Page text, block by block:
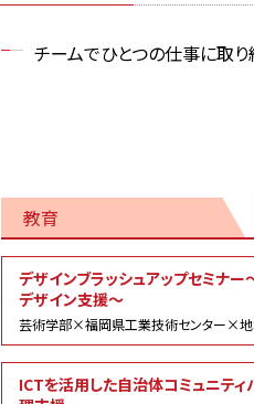
チームでひとつの仕事に取
教育
献
デザインブラッシュアップセミナ
デザイン支援～
芸術学部×福岡県工業技術センター×地
ICTを活用した自治体コミュニテ